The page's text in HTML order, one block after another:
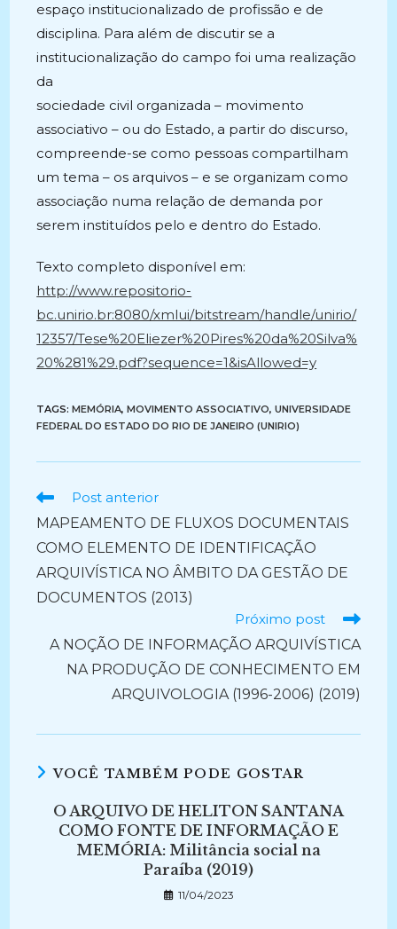
espaço institucionalizado de profissão e de
disciplina. Para além de discutir se a
institucionalização do campo foi uma realização
da
sociedade civil organizada – movimento
associativo – ou do Estado, a partir do discurso,
compreende-se como pessoas compartilham
um tema – os arquivos – e se organizam como
associação numa relação de demanda por
serem instituídos pelo e dentro do Estado.
Texto completo disponível em:
http://www.repositorio-
bc.unirio.br:8080/xmlui/bitstream/handle/unirio/
12357/Tese%20Eliezer%20Pires%20da%20Silva%
20%281%29.pdf?sequence=1&isAllowed=y
TAGS:MEMÓRIA, MOVIMENTO ASSOCIATIVO, UNIVERSIDADE
FEDERAL DO ESTADO DO RIO DE JANEIRO (UNIRIO)
Ler
artigos
Post anterior
MAPEAMENTO DE FLUXOS DOCUMENTAIS
COMO ELEMENTO DE IDENTIFICAÇÃO
ARQUIVÍSTICA NO ÂMBITO DA GESTÃO DE
DOCUMENTOS (2013)
Próximo post
A NOÇÃO DE INFORMAÇÃO ARQUIVÍSTICA
NA PRODUÇÃO DE CONHECIMENTO EM
ARQUIVOLOGIA (1996-2006) (2019)
VOCÊ TAMBÉM PODE GOSTAR
O ARQUIVO DE HELITON SANTANA
COMO FONTE DE INFORMAÇÃO E
MEMÓRIA: Militância social na
Paraíba (2019)
11/04/2023